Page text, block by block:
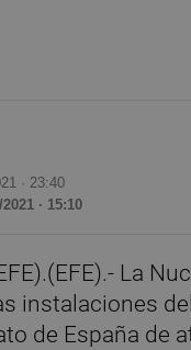
· 23:40
· 15:10
La
instalaciones
de España de